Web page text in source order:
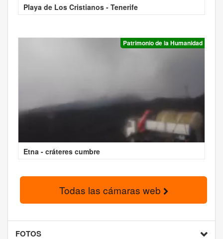
Playa de Los Cristianos - Tenerife
Patrimonio de la Humanidad
Etna - cráteres cumbre
Todas las cámaras web
FOTOS